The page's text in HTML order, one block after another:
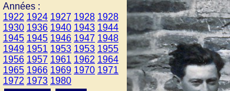
Années :
1922 1924 1927 1928 1928
1930 1936 1940 1943 1944
1945 1945 1946 1947 1948
1949 1951 1953 1953 1955
1956 1957 1961 1962 1964
1965 1966 1969 1970 1971
1972 1973 1980